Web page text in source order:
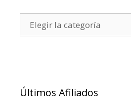
Últimos Afiliados